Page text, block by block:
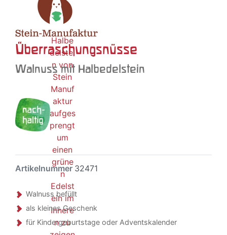
Überraschungsnüsse
Walnuss mit Halbedelstein
Artikelnummer 32471
Walnuss befüllt
als kleines Geschenk
für Kindergeburtstage oder Adventskalender